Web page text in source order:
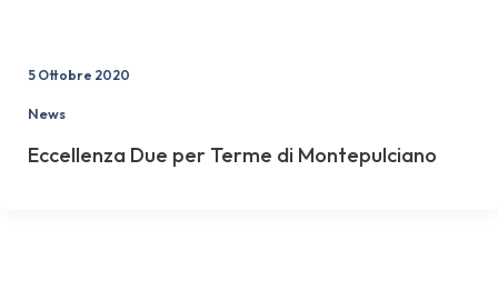
5 Ottobre 2020
News
Eccellenza Due per Terme di Montepulciano